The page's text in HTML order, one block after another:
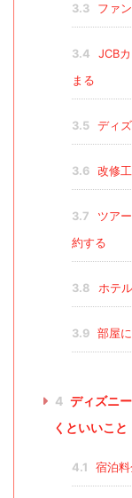
3.3 ファ
3.4
JCB
まる
3.5 ディ
3.6 改修
3.7
ツア
約する
3.8 ホテ
3.9 部屋
4 ディズニ
くといいこと
4.1 宿泊